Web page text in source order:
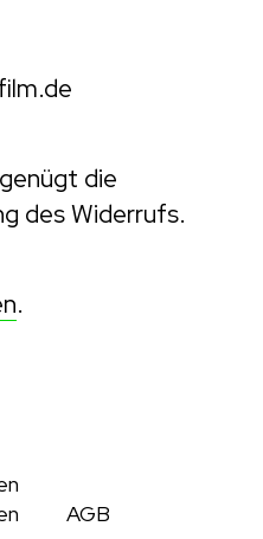
die
des Widerrufs.
.
AGB